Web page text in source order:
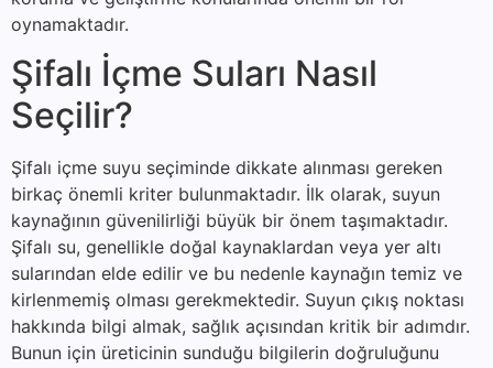
oynamaktadır.
Şifalı İçme Suları Nasıl
Seçilir?
Şifalı içme suyu seçiminde dikkate alınması gereken
birkaç önemli kriter bulunmaktadır. İlk olarak, suyun
kaynağının güvenilirliği büyük bir önem taşımaktadır.
Şifalı su, genellikle doğal kaynaklardan veya yer altı
sularından elde edilir ve bu nedenle kaynağın temiz ve
kirlenmemiş olması gerekmektedir. Suyun çıkış noktası
hakkında bilgi almak, sağlık açısından kritik bir adımdır.
Bunun için üreticinin sunduğu bilgilerin doğruluğunu